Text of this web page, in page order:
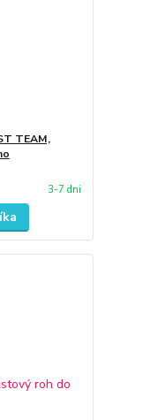
TEAM,
3-7 dni